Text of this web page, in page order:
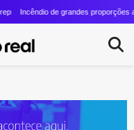
quatro anos
de R$ 20 milhões em contrato
Incêndio de grandes proporções